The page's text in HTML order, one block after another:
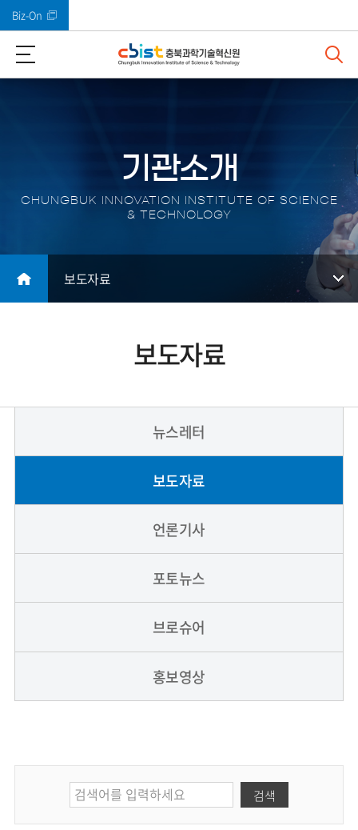
Biz-On
기관소개
CHUNGBUK INNOVATION INSTITUTE OF SCIENCE
& TECHNOLOGY
보도자료
보도자료
뉴스레터
보도자료
언론기사
포토뉴스
브로슈어
홍보영상
검색